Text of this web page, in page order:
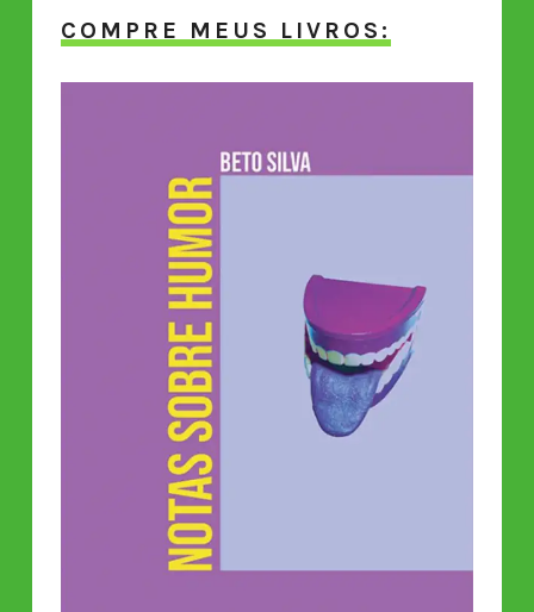
COMPRE MEUS LIVROS: